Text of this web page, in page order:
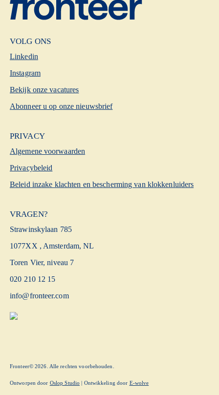
VOLG ONS
Linkedin
Instagram
Bekijk onze vacatures
Abonneer u op onze nieuwsbrief
PRIVACY
Algemene voorwaarden
Privacybeleid
Beleid inzake klachten en bescherming van klokkenluiders
VRAGEN?
Strawinskylaan 785
1077XX , Amsterdam, NL
Toren Vier, niveau 7
020 210 12 15
info@fronteer.com
Fronteer© 2026. Alle rechten voorbehouden.
Ontworpen door Oslop Studio | Ontwikkeling door E-wolve